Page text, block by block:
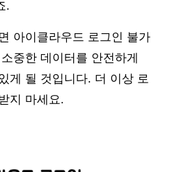
.
아이클라우드 로그인 불가
중한 데이터를 안전하게
게 될 것입니다. 더 이상 로
지 마세요.